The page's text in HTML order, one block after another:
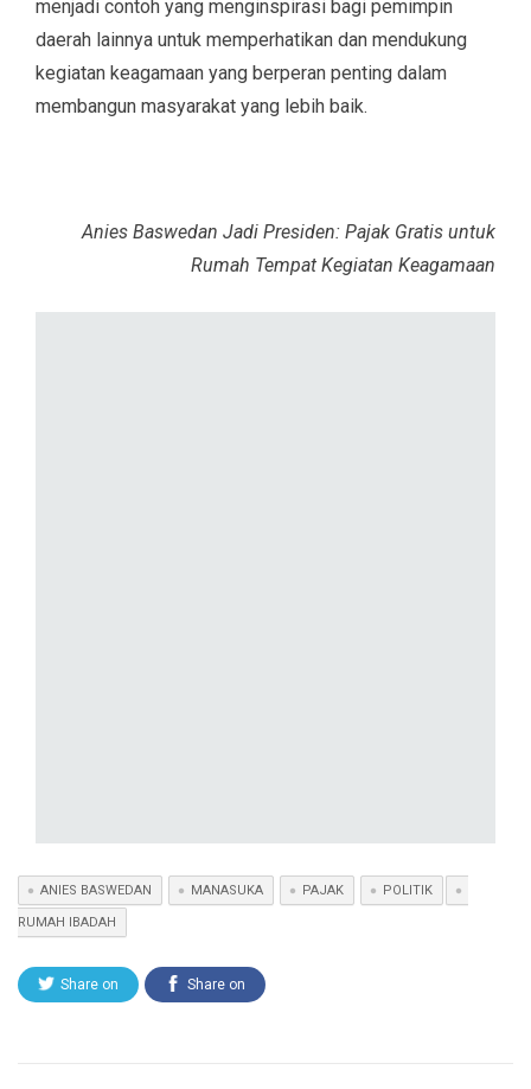
menjadi contoh yang menginspirasi bagi pemimpin
daerah lainnya untuk memperhatikan dan mendukung
kegiatan keagamaan yang berperan penting dalam
membangun masyarakat yang lebih baik.
Anies Baswedan Jadi Presiden: Pajak Gratis untuk
Rumah Tempat Kegiatan Keagamaan
ANIES BASWEDAN MANASUKA PAJAK POLITIK
RUMAH IBADAH
Share on Share on